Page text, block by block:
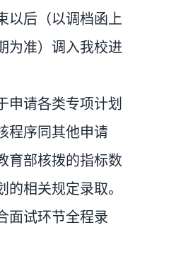
以后（以调档函上
为准）调入我校进
申请各类专项计划
程序同其他申请
育部核拨的指标数
的相关规定录取。
面试环节全程录